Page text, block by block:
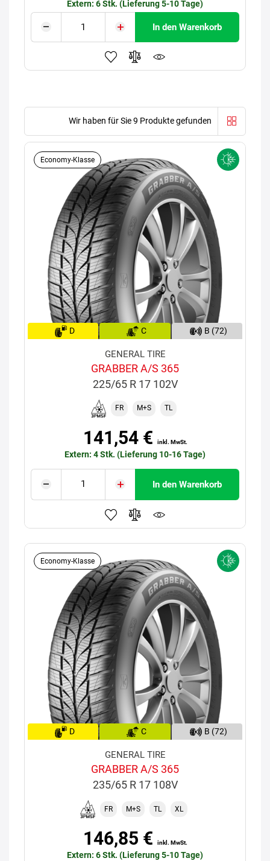
Extern: 6 Stk. (Lieferung 5-10 Tage)
In den Warenkorb
Wir haben für Sie 9 Produkte gefunden
Economy-Klasse
D C B (72)
GENERAL TIRE
GRABBER A/S 365
225/65 R 17 102V
FR M+S TL
141,54 € inkl. MwSt.
Extern: 4 Stk. (Lieferung 10-16 Tage)
In den Warenkorb
Economy-Klasse
D C B (72)
GENERAL TIRE
GRABBER A/S 365
235/65 R 17 108V
FR M+S TL XL
146,85 € inkl. MwSt.
Extern: 6 Stk. (Lieferung 5-10 Tage)